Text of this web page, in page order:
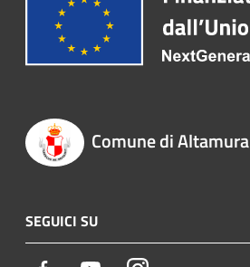
Comune di Altamura
SEGUICI SU